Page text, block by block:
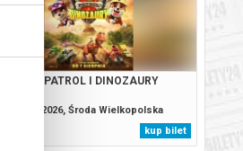
PSI PATROL I DINOZAURY
09.08.2026, Środa Wielkopolska
kup bilet